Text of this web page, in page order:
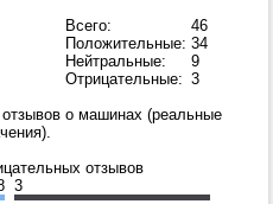
Всего:
46
Положительные: 34
Нейтральные:
9
Отрицательные: 3
о машинах (реальные
отзывов
3